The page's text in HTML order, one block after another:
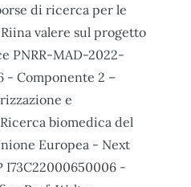
di ricerca per le
valere sul progetto
PNRR-MAD-2022-
- Componente 2 –
e
biomedica del
Europea - Next
I73C22000650006 -